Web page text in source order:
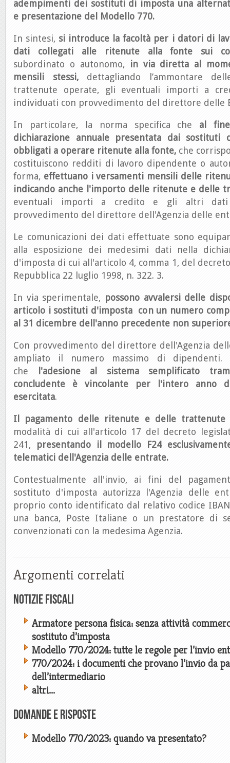
adempimenti dei sostituti di imposta una
e presentazione del Modello 770.
In sintesi, si introduce la facoltà per i datori di
dati collegati alle ritenute alla fonte sui
subordinato o autonomo,
in via diretta al
mensili stessi,dettagliando l’ammontare
trattenute operate, gli eventuali importi a
individuati con provvedimento del direttore delle
In particolare, la norma specifica che al
dichiarazione annuale presentata dai sostituti
obbligati a operare ritenute alla fonte, che
costituiscono redditi di lavoro dipendente o
forma, effettuano i versamenti mensili delle
indicando anche l'importo delle ritenute e delle
eventuali importi a credito e gli altri
provvedimento del direttore dell'Agenzia delle
Le comunicazioni dei dati effettuate sono
alla esposizione dei medesimi dati nella
d'imposta di cui all'articolo 4, comma 1, del
Repubblica 22 luglio 1998, n. 322. 3.
In via sperimentale, possono avvalersi delle
articolo i sostituti d'imposta con un numero
al 31 dicembre dell'anno precedente non
Con provvedimento del direttore dell'Agenzia
ampliato il numero massimo di dipendenti.
che l'adesione al sistema semplificato
concludente è vincolante per l'intero anno
esercitata.
Il pagamento delle ritenute e delle
modalità di cui all'articolo 17 del decreto
241,
presentando il modello F24
telematici dell'Agenzia delle entrate.
Contestualmente all'invio, ai fini del
sostituto d'imposta autorizza l'Agenzia delle
proprio conto identificato dal relativo codice
una banca, Poste Italiane o un prestatore di
convenzionati con la medesima Agenzia.
Argomenti correlati
Notizie Fiscali
Armatore persona fisica: senza attività
sostituto d’imposta
Modello 770/2024: tutte le regole per l’invio
770/2024: i documenti che provano l’invio da
dell’intermediario
altri...
Domande e risposte
Modello 770/2023: quando va presentato?